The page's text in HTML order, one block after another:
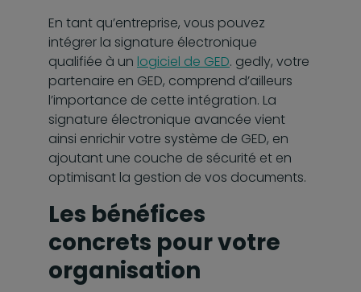
En tant qu’entreprise, vous pouvez
intégrer la signature électronique
qualifiée à un logiciel de GED. gedly, votre
partenaire en GED, comprend d’ailleurs
l’importance de cette intégration. La
signature électronique avancée vient
ainsi enrichir votre système de GED, en
ajoutant une couche de sécurité et en
optimisant la gestion de vos documents.
Les bénéfices
concrets pour votre
organisation